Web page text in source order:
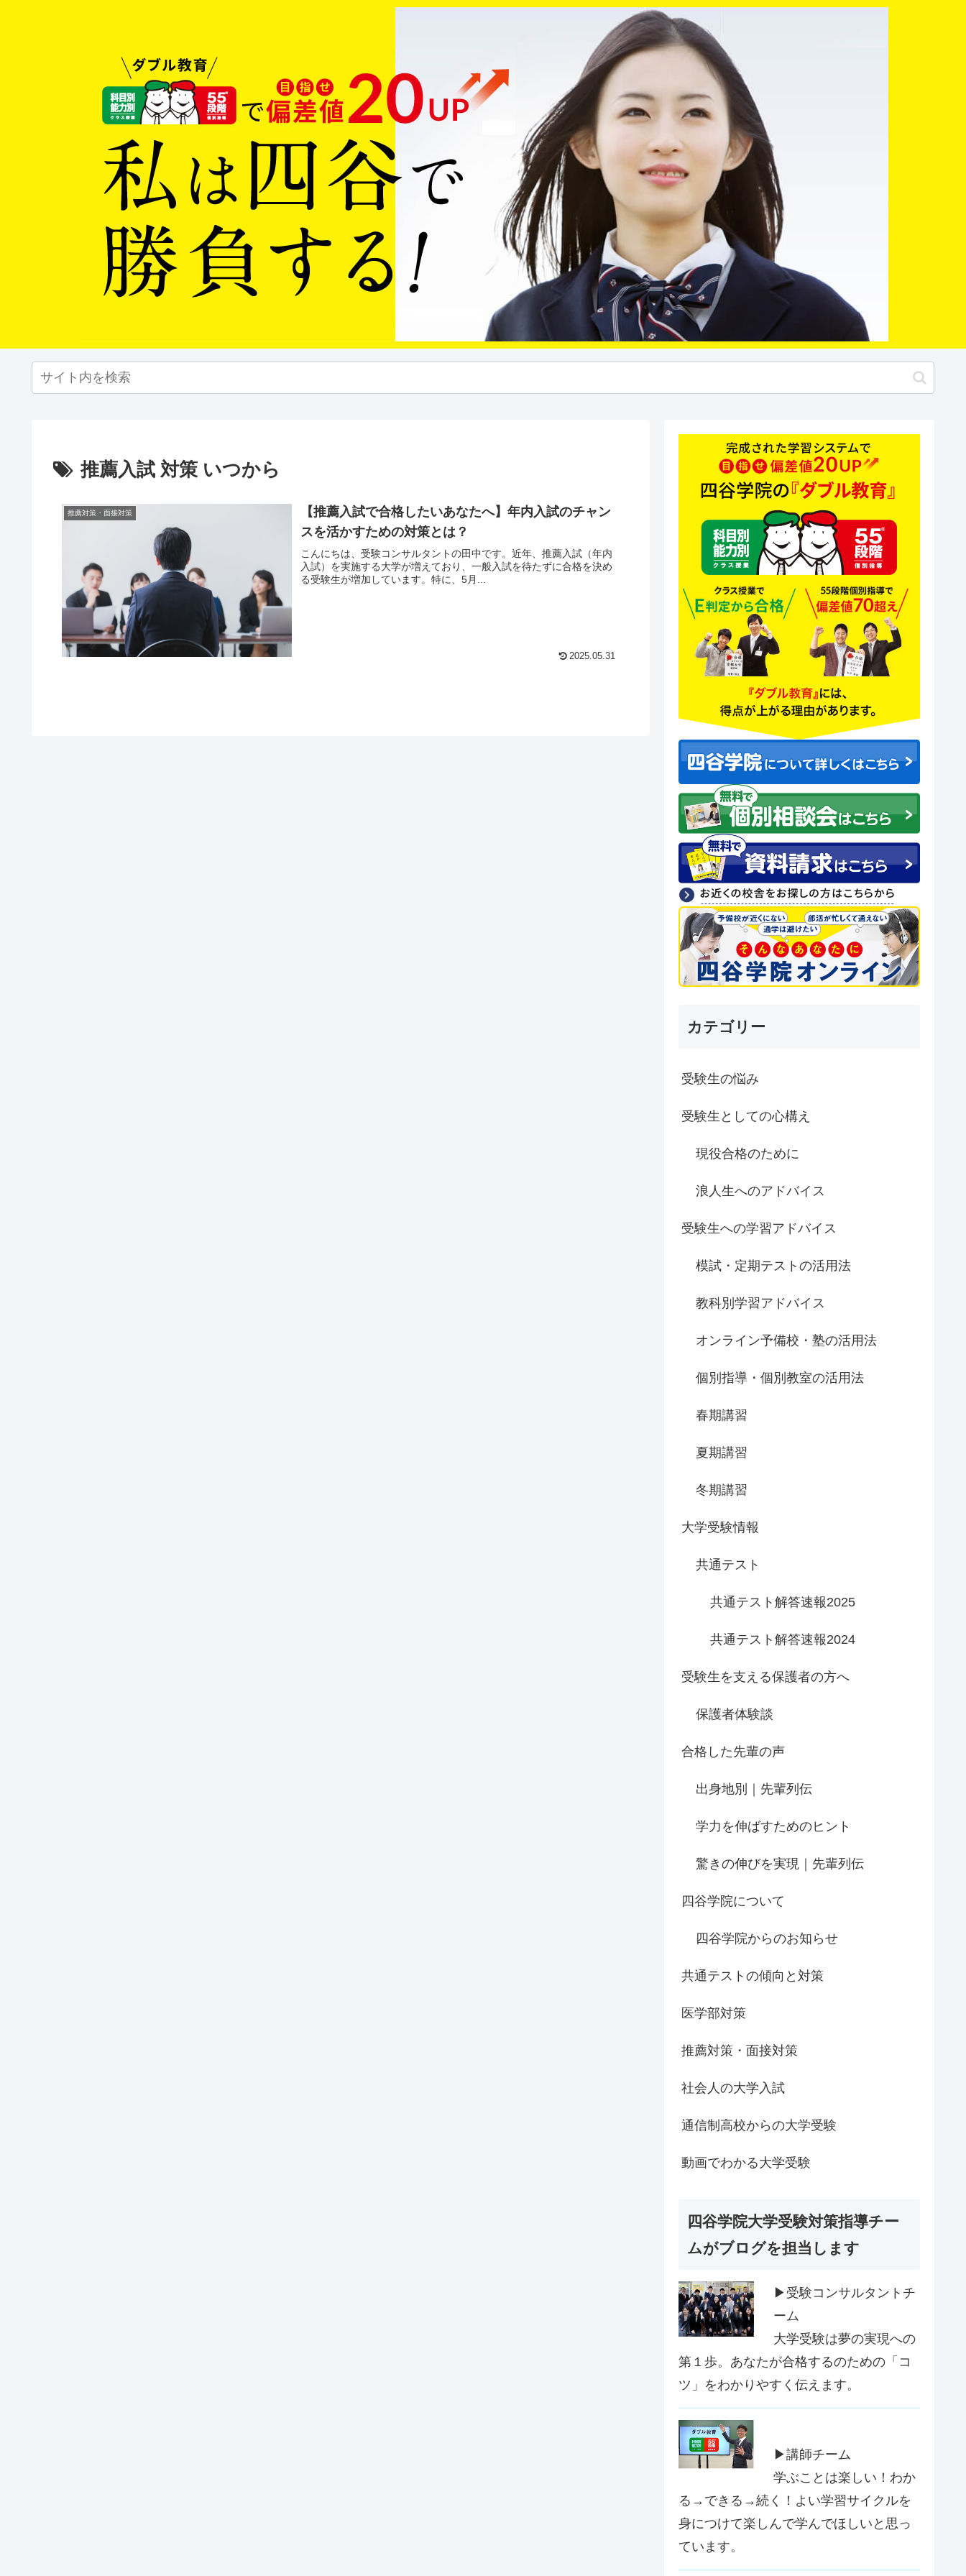
推薦入試 対策 いつから
推薦対策・面接対策
【推薦入試で合格したいあなたへ】年内入試のチャン
スを活かすための対策とは？
こんにちは、受験コンサルタントの田中です。近年、推薦入試（年内
入試）を実施する大学が増えており、一般入試を待たずに合格を決め
る受験生が増加しています。特に、5月...
2025.05.31
カテゴリー
受験生の悩み
受験生としての心構え
現役合格のために
浪人生へのアドバイス
受験生への学習アドバイス
模試・定期テストの活用法
教科別学習アドバイス
オンライン予備校・塾の活用法
個別指導・個別教室の活用法
春期講習
夏期講習
冬期講習
大学受験情報
共通テスト
共通テスト解答速報2025
共通テスト解答速報2024
受験生を支える保護者の方へ
保護者体験談
合格した先輩の声
出身地別｜先輩列伝
学力を伸ばすためのヒント
驚きの伸びを実現｜先輩列伝
四谷学院について
四谷学院からのお知らせ
共通テストの傾向と対策
医学部対策
推薦対策・面接対策
社会人の大学入試
通信制高校からの大学受験
動画でわかる大学受験
四谷学院大学受験対策指導チー
ムがブログを担当します
▶受験コンサルタントチ
ーム
大学受験は夢の実現への
第１歩。あなたが合格するのための「コ
ツ」をわかりやすく伝えます。
▶講師チーム
学ぶことは楽しい！わか
る→できる→続く！よい学習サイクルを
身につけて楽しんで学んでほしいと思っ
ています。